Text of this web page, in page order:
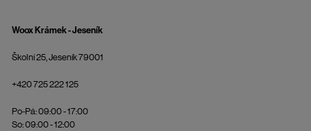
Woox Krámek - Jeseník
Školní 25, Jeseník 79001
+420 725 222 125
Po-Pá: 09:00 - 17:00
So: 09:00 - 12:00